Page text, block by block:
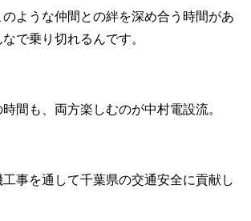
ような仲間との絆を深め合う時間があ
で乗り切れるんです。
間も、両方楽しむのが中村電設流。
事を通して千葉県の交通安全に貢献し